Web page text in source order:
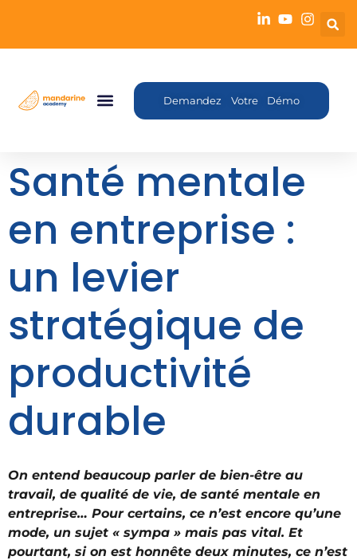
Demandez Votre Démo
Santé mentale
en entreprise :
un levier
stratégique de
productivité
durable
On entend beaucoup parler de bien-être au
travail, de qualité de vie, de santé mentale en
entreprise… Pour certains, ce n’est encore qu’une
mode, un sujet « sympa » mais pas vital. Et
pourtant, si on est honnête deux minutes, ce n’est